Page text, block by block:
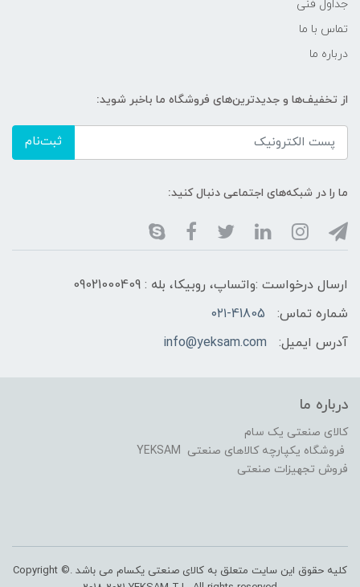
جداول فنی
تماس با ما
درباره ما
از تخفیف‌ها و جدیدترین‌های فروشگاه ما باخبر شوید:
ثبت‌نام
ما را در شبکه‌های اجتماعی دنبال کنید:
ارسال درخواست :واتساپ، روبیکا، بله : 09021000409
شماره تماس:
۰۲۱-41805
آدرس ایمیل:
info@yeksam.com
درباره ما
کالای صنعتی یک سام
فروشگاه یکپارچه کالاهای صنعتی YEKSAM
فروش تجهیزات صنعتی
کلیه حقوق این سایت متعلق به کالای صنعتی یکسام می باشد .Copyright ©